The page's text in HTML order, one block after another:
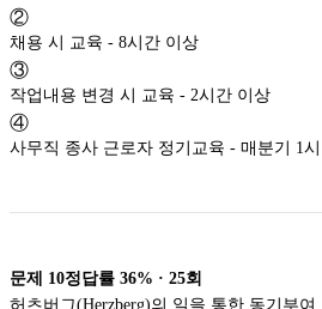
②
채용 시 교육 - 8시간 이상
③
작업내용 변경 시 교육 - 2시간 이상
④
사무직 종사 근로자 정기교육 - 매분기 1
문제 10정답률 36% · 25회
허츠버그(Herzberg)의 일을 통한 동기부